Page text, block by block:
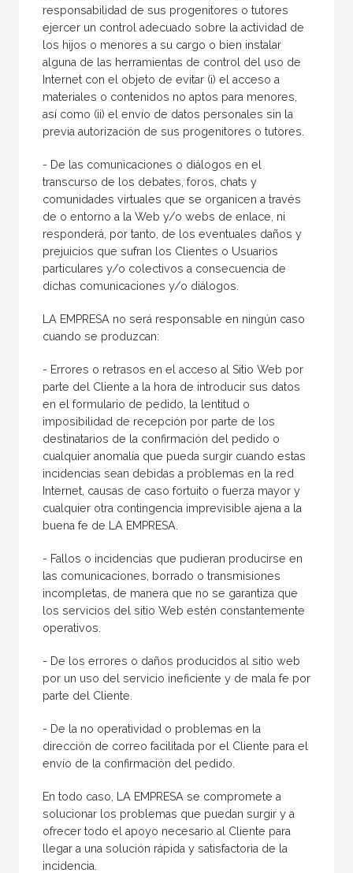
responsabilidad de sus progenitores o tutores
ejercer un control adecuado sobre la actividad de
los hijos o menores a su cargo o bien instalar
alguna de las herramientas de control del uso de
Internet con el objeto de evitar (i) el acceso a
materiales o contenidos no aptos para menores,
así como (ii) el envío de datos personales sin la
previa autorización de sus progenitores o tutores.
- De las comunicaciones o diálogos en el
transcurso de los debates, foros, chats y
comunidades virtuales que se organicen a través
de o entorno a la Web y/o webs de enlace, ni
responderá, por tanto, de los eventuales daños y
prejuicios que sufran los Clientes o Usuarios
particulares y/o colectivos a consecuencia de
dichas comunicaciones y/o diálogos.
LA EMPRESA no será responsable en ningún caso
cuando se produzcan:
- Errores o retrasos en el acceso al Sitio Web por
parte del Cliente a la hora de introducir sus datos
en el formulario de pedido, la lentitud o
imposibilidad de recepción por parte de los
destinatarios de la confirmación del pedido o
cualquier anomalía que pueda surgir cuando estas
incidencias sean debidas a problemas en la red
Internet, causas de caso fortuito o fuerza mayor y
cualquier otra contingencia imprevisible ajena a la
buena fe de LA EMPRESA.
- Fallos o incidencias que pudieran producirse en
las comunicaciones, borrado o transmisiones
incompletas, de manera que no se garantiza que
los servicios del sitio Web estén constantemente
operativos.
- De los errores o daños producidos al sitio web
por un uso del servicio ineficiente y de mala fe por
parte del Cliente.
- De la no operatividad o problemas en la
dirección de correo facilitada por el Cliente para el
envío de la confirmación del pedido.
En todo caso, LA EMPRESA se compromete a
solucionar los problemas que puedan surgir y a
ofrecer todo el apoyo necesario al Cliente para
llegar a una solución rápida y satisfactoria de la
incidencia.